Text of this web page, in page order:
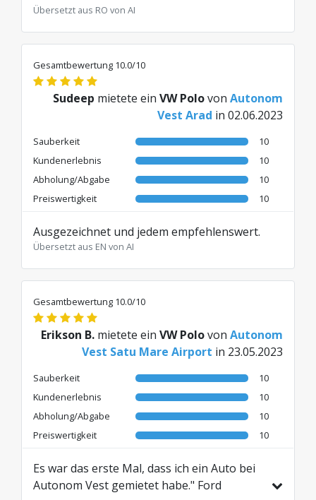
Übersetzt aus RO von AI
Gesamtbewertung 10.0/10
Sudeep mietete ein VW Polovon Autonom
Vest Arad in 02.06.2023
Sauberkeit
10
Kundenerlebnis
10
Abholung/Abgabe
10
Preiswertigkeit
10
Ausgezeichnet und jedem empfehlenswert.
Übersetzt aus EN von AI
Gesamtbewertung 10.0/10
Erikson B. mietete ein VW Polovon Autonom
Vest Satu Mare Airport in 23.05.2023
Sauberkeit
10
Kundenerlebnis
10
Abholung/Abgabe
10
Preiswertigkeit
10
Es war das erste Mal, dass ich ein Auto bei
Autonom Vest gemietet habe." Ford